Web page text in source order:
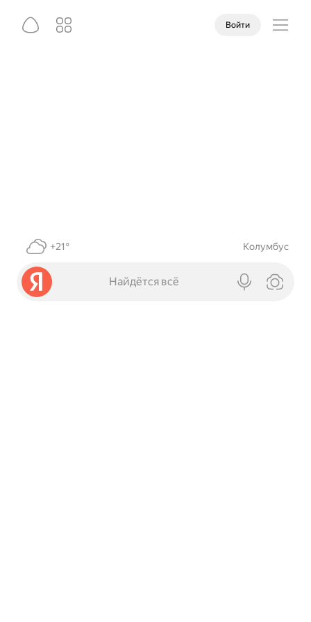
Войти
+21° Колумбус
Найдётся всё